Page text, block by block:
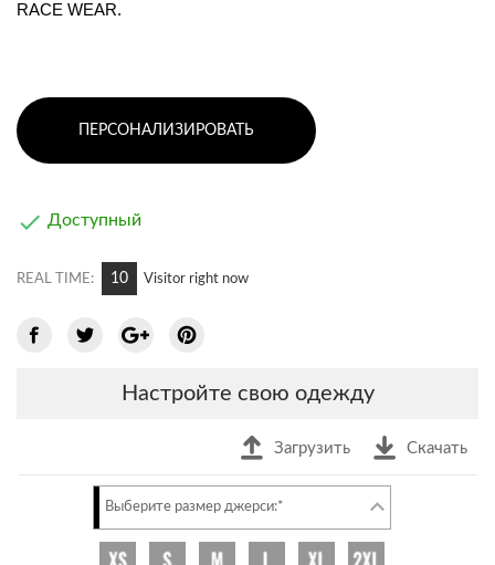
RACE WEAR.
ПЕРСОНАЛИЗИРОВАТЬ
 Доступный
REAL TIME: 11 Visitor right now
Настройте свою одежду
Загрузить Скачать
Выберите размер джерси:*